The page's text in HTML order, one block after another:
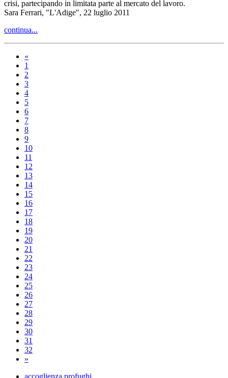
crisi, partecipando in limitata parte al mercato del lavoro.
Sara Ferrari, "L'Adige", 22 luglio 2011
continua...
«
1
2
3
4
5
6
7
8
9
10
11
12
13
14
15
16
17
18
19
20
21
22
23
24
25
26
27
28
29
30
31
32
»
accoglienza profughi